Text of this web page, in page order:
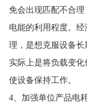
免会出现匹配不合
电能的利用程度。
理，是想克服设备
实际上是将负载变
使设备保持工作。
4、加强单位产品电